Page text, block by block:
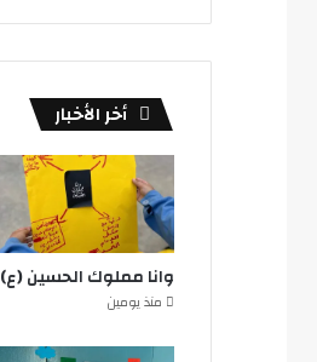
أخر الأخبار
وانا مملوك الحسين (ع)
منذ يومين